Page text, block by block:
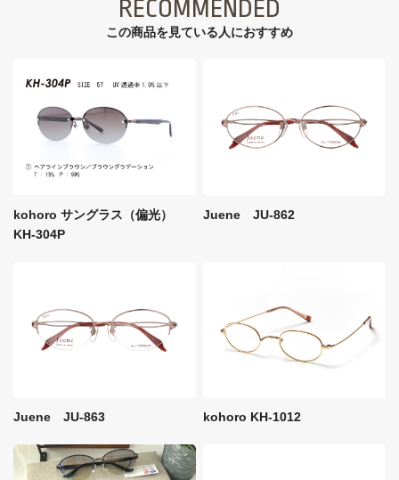
RECOMMENDED
この商品を見ている⼈におすすめ
kohoro サングラス（偏光）
KH-304P
Juene JU-862
Juene JU-863 kohoro KH-1012